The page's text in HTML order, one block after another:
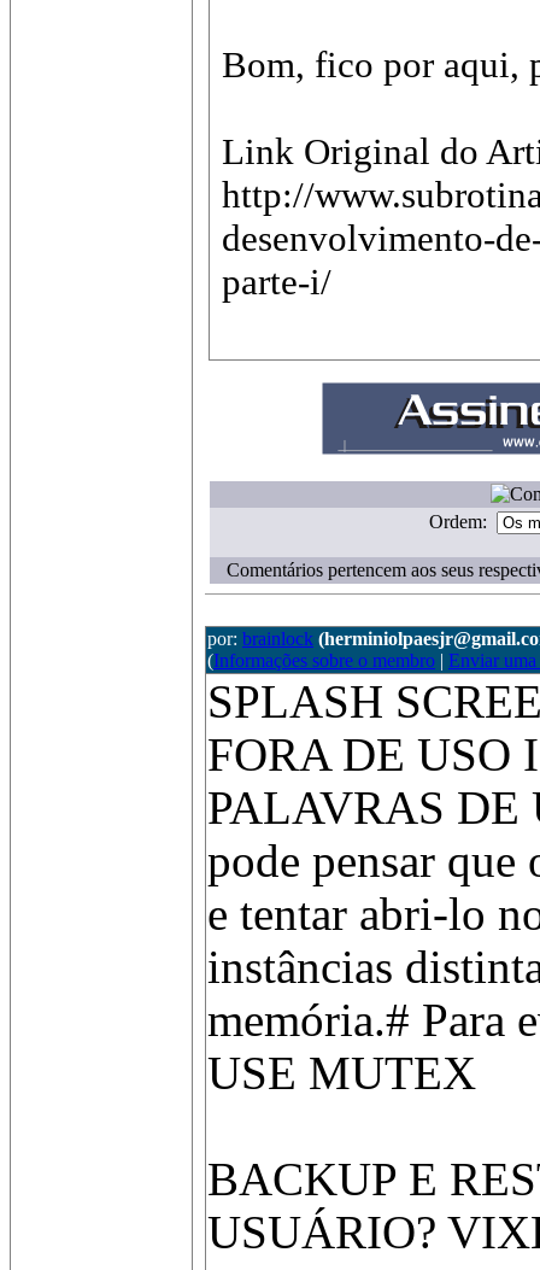
Bom, fico por aqui,
Link Original do
http://
desenvolvimento-
parte-i/
Ordem:
Comentários pertencem aos seus
por: brainlock
(Informações sobre o membro | Enviar uma
SPLASH
FORA DE USO
PALAVRAS DE
pode pensar que
e tentar abri-lo
instâncias
memória.# Para
USE MUTEX
BACKUP E
USUÁRIO?